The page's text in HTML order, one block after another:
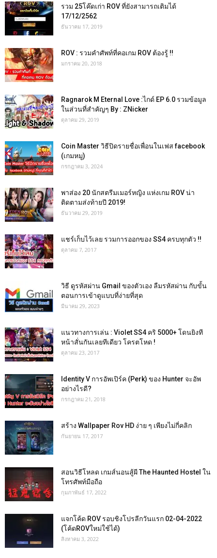
รวม 25โค๊ดเก่า ROV ที่ยังสามารถเติมได้
17/12/2562
ธันวาคม 17, 2019
ROV : รวมคำศัพท์ที่คอเกม ROV ต้องรู้ !!
มกราคม 20, 2018
Ragnarok M Eternal Love :ไกด์ EP 6.0 รวมข้อมูล
ในส่วนที่สำคัญๆ By : ZNicker
ตุลาคม 29, 2019
Coin Master วิธีปิดรายชื่อเพื่อนในเฟส facebook
(เกมหมู)
กรกฎาคม 3, 2024
พาส่อง 20 นักสตรีมเมอร์หญิง แห่งเกม ROV น่า
ติดตามส่งท้ายปี 2019!
ธันวาคม 29, 2019
แชร์เก็บไว้เลย รวมการออกของ SS4 ครบทุกตัว !!
ตุลาคม 7, 2017
วิธี ดูรหัสผ่าน Gmail ของตัวเอง ลืมรหัสผ่าน กับขั้น
ตอนการเข้าดูแบบที่ง่ายที่สุด
มีนาคม 29, 2023
แนวทางการเล่น : Violet SS4 คริ 5000+ โดนยิงที
หน้าสั่นกันเลยทีเดียว โครตโหด !
ตุลาคม 23, 2017
Identity V การอัพเปิร์ค (Perk) ของ Hunter จะอัพ
อย่างไรดี?
กรกฎาคม 21, 2018
สร้าง Wallpaper Rov HD ง่าย ๆ เพียงไม่กี่คลิก
กันยายน 17, 2017
สอนวิธีโหลด เกมส์นอนสู้ผี The Haunted Hostel ใน
โทรศัพท์มือถือ
กุมภาพันธ์ 17, 2022
แจกโค้ด ROV รอบชิงโปรลีกวันแรก 02-04-2022
(โค้ดROVใหม่ใช้ได้)
สิงหาคม 3, 2022